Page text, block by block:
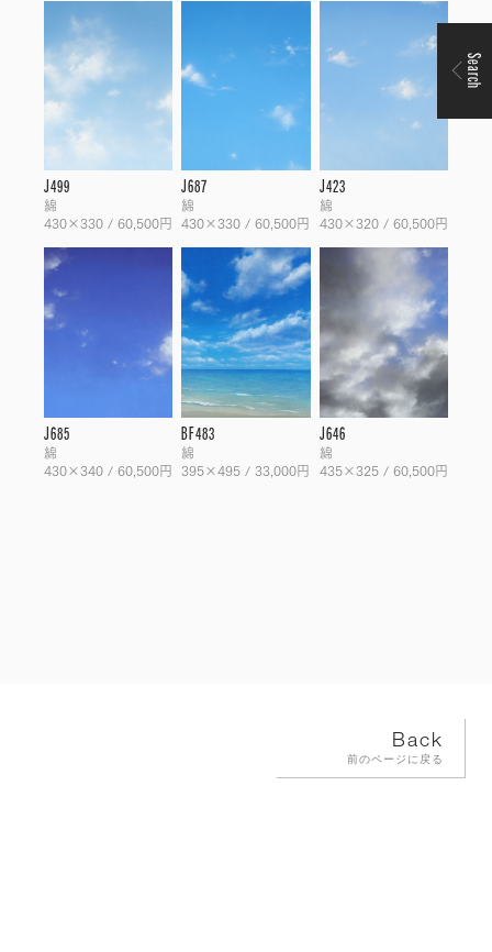
J499
綿
430×330 / 60,500円
J687
綿
430×330 / 60,500円
J423
綿
430×320 / 60,500円
J685
綿
430×340 / 60,500円
BF483
綿
395×495 / 33,000円
J646
綿
435×325 / 60,500円
Back
前のページに戻る
Search